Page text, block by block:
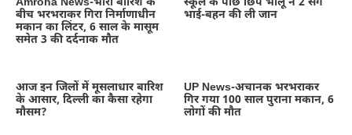
बीच भरभराकर गिरा निर्माणाधीन
मकान का लिंटर, 6 साल के मासूम
समेत 3 की दर्दनाक मौत
भाई-बहन की ली जान
आज इन जिलों में मूसलाधार बारिश
के आसार, दिल्ली का कैसा रहेगा
मौसम?
UP News-अचानक भरभराकर
गिर गया 100 साल पुराना मकान, 6
लोगों की मौत